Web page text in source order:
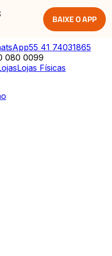
BAIXE O APP
55 41 74031865
080 0099
Lojas Físicas